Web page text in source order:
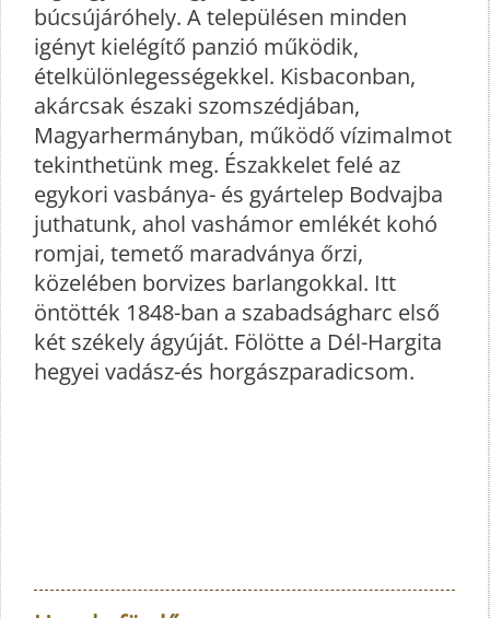
búcsújáróhely. A településen minden
igényt kielégítő panzió működik,
ételkülönlegességekkel. Kisbaconban,
akárcsak északi szomszédjában,
Magyarhermányban, működő vízimalmot
tekinthetünk meg. Északkelet felé az
egykori vasbánya- és gyártelep Bodvajba
juthatunk, ahol vashámor emlékét kohó
romjai, temető maradványa őrzi,
közelében borvizes barlangokkal. Itt
öntötték 1848-ban a szabadságharc első
két székely ágyúját. Fölötte a Dél-Hargita
hegyei vadász-és horgászparadicsom.